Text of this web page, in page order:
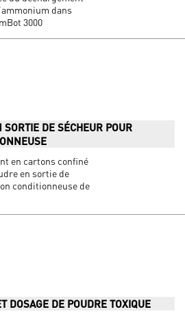
dans
3000
SORTIE DE SÉCHEUR POUR
en cartons confiné
en sortie de
conditionneuse de
DOSAGE DE POUDRE TOXIQUE